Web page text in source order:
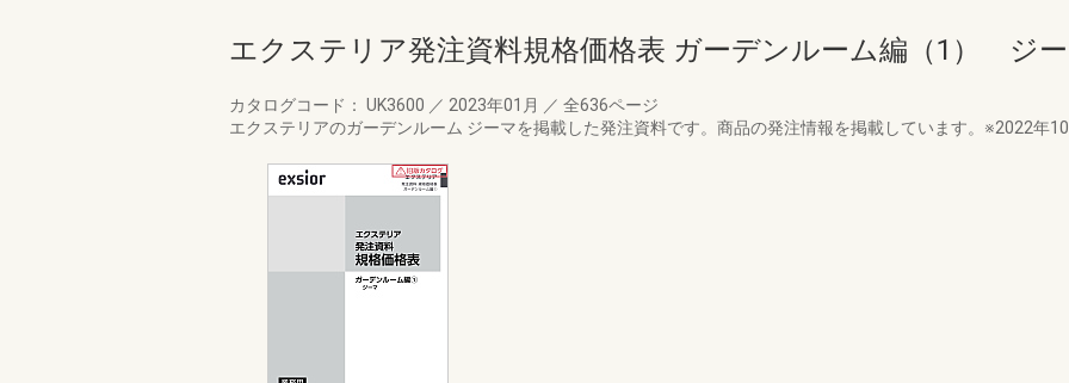
エクステリア発注資料規格価格表 ガーデンルーム編（1） ジ
カタログコード： UK3600 ／ 2023年01月 ／ 全636ページ
エクステリアのガーデンルーム ジーマを掲載した発注資料です。商品の発注情報を掲載しています。※2022年